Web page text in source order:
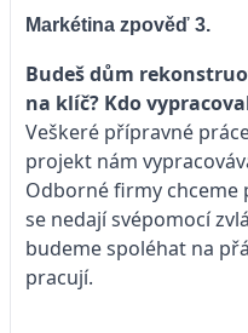
Markétina zpověď 3.
Budeš dům
na klíč? Kdo
Veškeré přípravné
projekt nám
Odborné firmy chceme
se nedají svépomocí
budeme spoléhat na
pracují.